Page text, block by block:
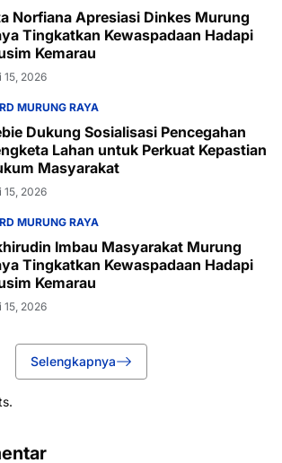
Norfiana Apresiasi Dinkes Murung
Tingkatkan Kewaspadaan Hadapi
Kemarau
15, 2026
MURUNG RAYA
Dukung Sosialisasi Pencegahan
Lahan untuk Perkuat Kepastian
Masyarakat
15, 2026
MURUNG RAYA
Imbau Masyarakat Murung
Tingkatkan Kewaspadaan Hadapi
Kemarau
15, 2026
Selengkapnya